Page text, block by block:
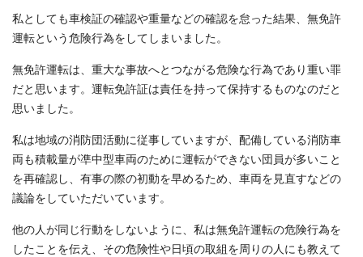
私としても車検証の確認や重量などの確認を怠った結果、無免許
運転という危険行為をしてしまいました。
無免許運転は、重大な事故へとつながる危険な行為であり重い罪
だと思います。運転免許証は責任を持って保持するものなのだと
思いました。
私は地域の消防団活動に従事していますが、配備している消防車
両も積載量が凖中型車両のために運転ができない団員が多いこと
を再確認し、有事の際の初動を早めるため、車両を見直すなどの
議論をしていただいています。
他の人が同じ行動をしないように、私は無免許運転の危険行為を
したことを伝え、その危険性や日頃の取組を周りの人にも教えて